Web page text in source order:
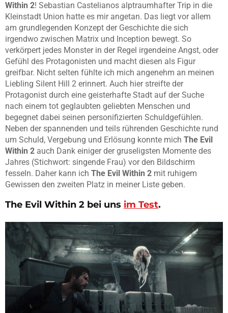
Within 2! Sebastian Castelianos alptraumhafter Trip in die
Kleinstadt Union hatte es mir angetan. Das liegt vor allem
am grundlegenden Konzept der Geschichte die sich
irgendwo zwischen Matrix und Inception bewegt. So
verkörpert jedes Monster in der Regel irgendeine Angst, oder
Gefühl des Protagonisten und macht diesen als Figur
greifbar. Nicht selten fühlte ich mich angenehm an meinen
Liebling Silent Hill 2 erinnert. Auch hier streifte der
Protagonist durch eine geisterhafte Stadt auf der Suche
nach einem tot geglaubten geliebten Menschen und
begegnet dabei seinen personifizierten Schuldgefühlen.
Neben der spannenden und teils rührenden Geschichte rund
um Schuld, Vergebung und Erlösung konnte mich The Evil
Within 2 auch Dank einiger der gruseligsten Momente des
Jahres (Stichwort: singende Frau) vor den Bildschirm
fesseln. Daher kann ich The Evil Within 2 mit ruhigem
Gewissen den zweiten Platz in meiner Liste geben.
The Evil Within 2 bei uns im Test.